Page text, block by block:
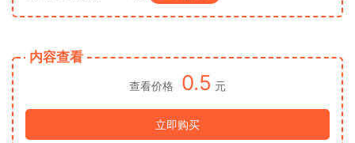
内容查看
查看价格 0.5 元
立即购买